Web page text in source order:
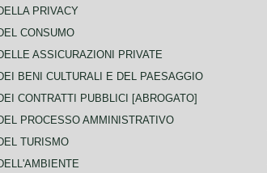
PRIVACY
CONSUMO
ASSICURAZIONI PRIVATE
BENI CULTURALI E DEL PAESAGGIO
CONTRATTI PUBBLICI [ABROGATO]
PROCESSO AMMINISTRATIVO
TURISMO